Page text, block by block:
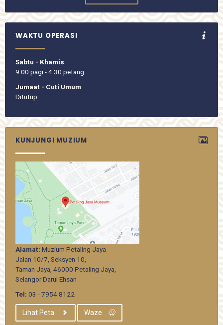
WAKTU OPERASI
Sabtu - Khamis
9:00 pagi - 4:30 petang
Jumaat - Cuti Umum
Ditutup
KUNJUNGI MUZIUM
Alamat: Muzium Petaling Jaya
Jalan 10/7, Seksyen 10,
Taman Jaya, 46000 Petaling Jaya,
Selangor Darul Ehsan
Tel: 03 - 7954 8122
Lihat Peta Waze